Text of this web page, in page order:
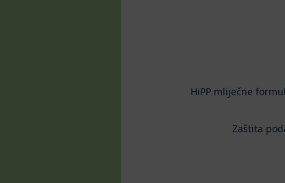
HiPP mliječne
Zaštita